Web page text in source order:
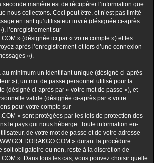
manière est de récupérer l’information que
nous collectons. Ceci peut être, et n’est pas limité
en tant qu’utilisateur invité (désignée ci-après
l’enregistrement sur
» (désignée ici par « votre compte ») et les
après l’enregistrement et lors d’une connexion
»).
au minimum un identifiant unique (désigné ci-après
»), un mot de passe personnel utilisé pour la
(désigné ci-après par « votre mot de passe »), et
valide (désignée ci-après par « votre
pour votre compte sur
» sont protégées par les lois de protection des
le pays qui nous héberge. Toute information en-
de votre mot de passe et de votre adresse
» durant la procédure
soit obligatoire ou non, reste à la discrétion de
». Dans tous les cas, vous pouvez choisir quelle